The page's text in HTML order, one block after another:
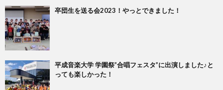
卒団生を送る会2023！やっとできました！
平成音楽大学 学園祭”合唱フェスタ”に出演しました♪と
っても楽しかった！